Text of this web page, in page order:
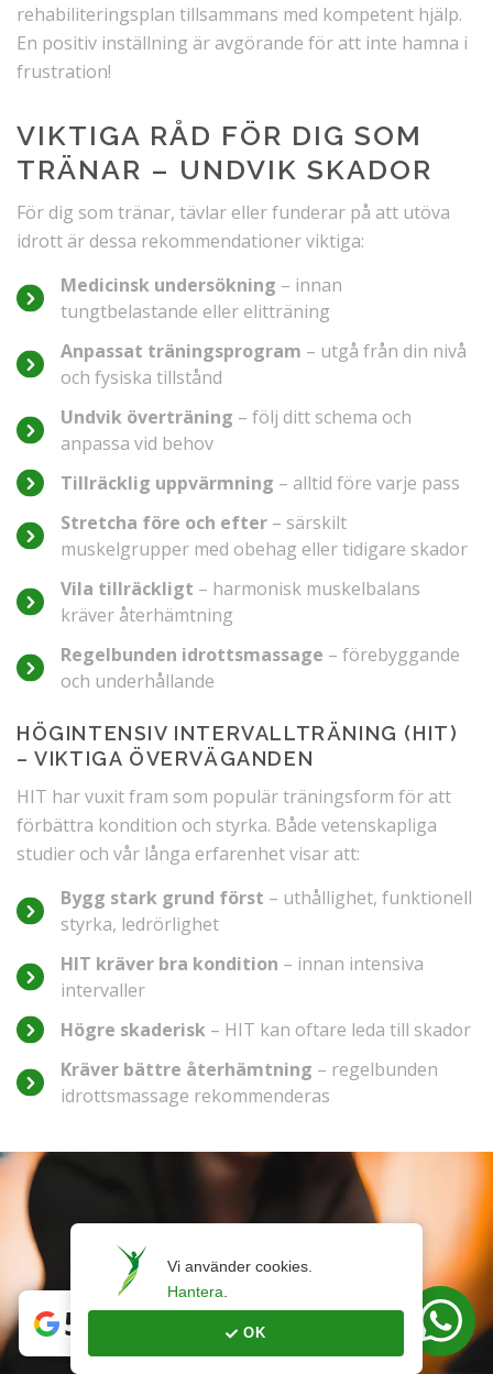
rehabiliteringsplan tillsammans med kompetent hjälp.
En positiv inställning är avgörande för att inte hamna i
frustration!
VIKTIGA RÅD FÖR DIG SOM
TRÄNAR – UNDVIK SKADOR
För dig som tränar, tävlar eller funderar på att utöva
idrott är dessa rekommendationer viktiga:
Medicinsk undersökning – innan
tungtbelastande eller elitträning
Anpassat träningsprogram – utgå från din nivå
och fysiska tillstånd
Undvik överträning – följ ditt schema och
anpassa vid behov
Tillräcklig uppvärmning – alltid före varje pass
Stretcha före och efter – särskilt
muskelgrupper med obehag eller tidigare skador
Vila tillräckligt – harmonisk muskelbalans
kräver återhämtning
Regelbunden idrottsmassage – förebyggande
och underhållande
HÖGINTENSIV INTERVALLTRÄNING (HIT)
– VIKTIGA ÖVERVÄGANDEN
HIT har vuxit fram som populär träningsform för att
förbättra kondition och styrka. Både vetenskapliga
studier och vår långa erfarenhet visar att:
Bygg stark grund först – uthållighet, funktionell
styrka, ledrörlighet
HIT kräver bra kondition – innan intensiva
intervaller
Högre skaderisk – HIT kan oftare leda till skador
Kräver bättre återhämtning – regelbunden
idrottsmassage rekommenderas
OK
Hantera
5